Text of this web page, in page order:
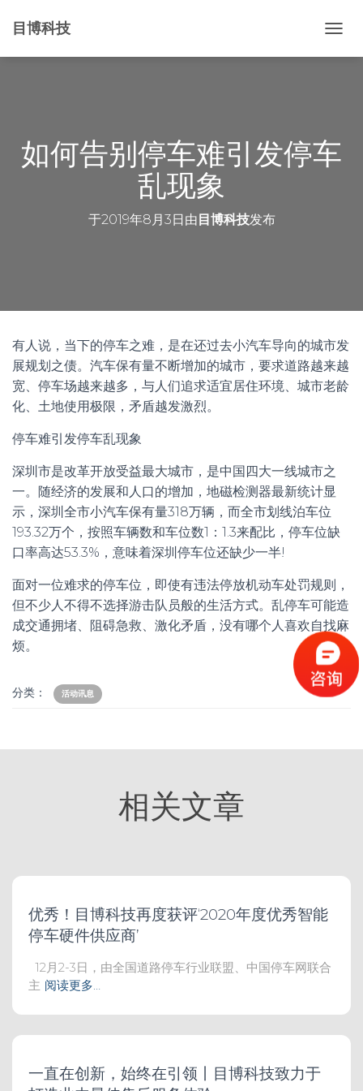
目博科技
换
如何告别停车难引发停车
乱现象
于2019年8月3日 由目博科技发布
有人说，当下的停车之难，是在还过去小汽车导向的城市发
展规划之债。汽车保有量不断增加的城市，要求道路越来越
宽、停车场越来越多，与人们追求适宜居住环境、城市老龄
化、土地使用极限，矛盾越发激烈。
停车难引发停车乱现象
深圳市是改革开放受益最大城市，是中国四大一线城市之
一。随经济的发展和人口的增加，地磁检测器最新统计显
示，深圳全市小汽车保有量318万辆，而全市划线泊车位
193.32万个，按照车辆数和车位数1：1.3来配比，停车位缺
口率高达53.3%，意味着深圳停车位还缺少一半!
面对一位难求的停车位，即使有违法停放机动车处罚规则，
但不少人不得不选择游击队员般的生活方式。乱停车可能造
成交通拥堵、阻碍急救、激化矛盾，没有哪个人喜欢自找麻
烦。
分类： 活动讯息
相关文章
优秀！目博科技再度获评‘2020年度优秀智能
停车硬件供应商’
12月2-3日，由全国道路停车行业联盟、中国停车网联合
主 阅读更多…
一直在创新，始终在引领丨目博科技致力于